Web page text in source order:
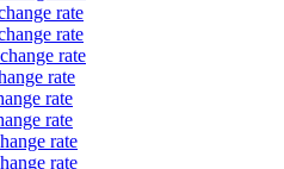
rate
rate
rate
rate
rate
rate
rate
rate